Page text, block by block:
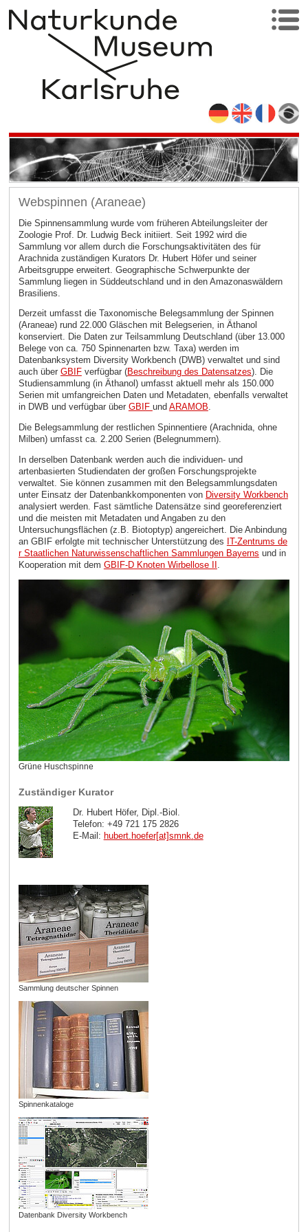
Webspinnen (Araneae)
Die Spinnensammlung wurde vom früheren Abteilungsleiter der
Zoologie Prof. Dr. Ludwig Beck initiiert. Seit 1992 wird die
Sammlung vor allem durch die Forschungsaktivitäten des für
Arachnida zuständigen Kurators Dr. Hubert Höfer und seiner
Arbeitsgruppe erweitert. Geographische Schwerpunkte der
Sammlung liegen in Süddeutschland und in den Amazonaswäldern
Brasiliens.
Derzeit umfasst die Taxonomische Belegsammlung der Spinnen
(Araneae) rund 22.000 Gläschen mit Belegserien, in Äthanol
konserviert. Die Daten zur Teilsammlung Deutschland (über 13.000
Belege von ca. 750 Spinnenarten bzw. Taxa) werden im
Datenbanksystem Diversity Workbench (DWB) verwaltet und sind
auch über GBIFverfügbar (Beschreibung des Datensatzes). Die
Studiensammlung (in Äthanol) umfasst aktuell mehr als 150.000
Serien mit umfangreichen Daten und Metadaten, ebenfalls verwaltet
in DWB und verfügbar über GBIF und ARAMOB.
Die Belegsammlung der restlichen Spinnentiere (Arachnida, ohne
Milben) umfasst ca. 2.200 Serien (Belegnummern).
In derselben Datenbank werden auch die individuen- und
artenbasierten Studiendaten der großen Forschungsprojekte
verwaltet. Sie können zusammen mit den Belegsammlungsdaten
unter Einsatz der Datenbankkomponenten von Diversity Workbench
analysiert werden. Fast sämtliche Datensätze sind georeferenziert
und die meisten mit Metadaten und Angaben zu den
Untersuchungsflächen (z.B. Biotoptyp) angereichert. Die Anbindung
an GBIF erfolgte mit technischer Unterstützung des IT-Zentrums de
r Staatlichen Naturwissenschaftlichen Sammlungen Bayerns und in
Kooperation mit dem GBIF-D Knoten Wirbellose II .
Grüne Huschspinne
Zuständiger Kurator
Dr. Hubert Höfer, Dipl.-Biol.
Telefon: +49 721 175 2826
E-Mail: hubert.hoefer[at]smnk.de
Sammlung deutscher Spinnen
Spinnenkataloge
Datenbank Diversity Workbench